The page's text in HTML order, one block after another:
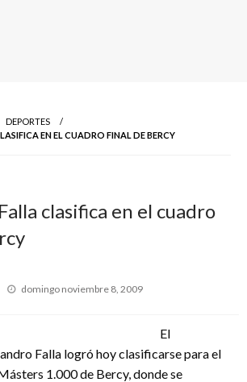
DEPORTES
EN EL CUADRO FINAL DE BERCY
clasifica en el cuadro
Publicado
domingo noviembre 8, 2009
El
Falla logró hoy clasificarse para el
1.000 de Bercy, donde se